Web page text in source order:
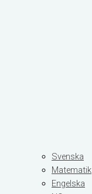
Svenska
Matematik
Engelska